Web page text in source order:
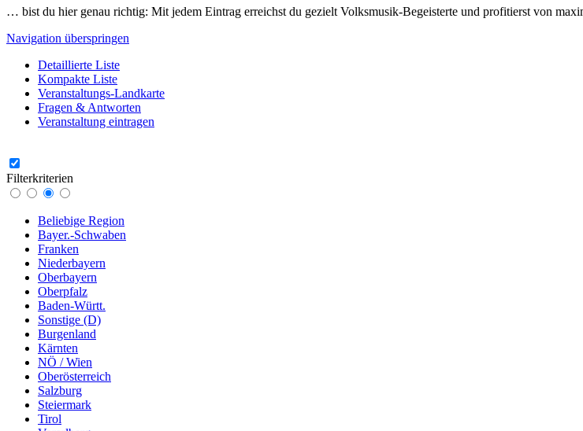
… bist du hier genau richtig: Mit jedem Eintrag erreichst du gezielt Volksmusik-Begeisterte und profitierst von
Navigation überspringen
Detaillierte Liste
Kompakte Liste
Veranstaltungs-Landkarte
Fragen & Antworten
Veranstaltung eintragen
Filterkriterien
Beliebige Region
Bayer.-Schwaben
Franken
Niederbayern
Oberbayern
Oberpfalz
Baden-Württ.
Sonstige (D)
Burgenland
Kärnten
NÖ / Wien
Oberösterreich
Salzburg
Steiermark
Tirol